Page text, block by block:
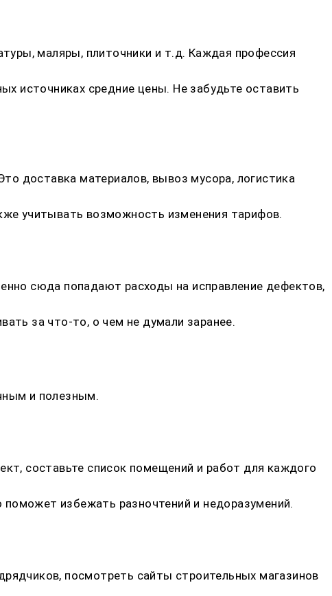
маляры, плиточники и т.д. Каждая профессия
источниках средние цены. Не забудьте оставить
доставка материалов, вывоз мусора, логистика
учитывать возможность изменения тарифов.
сюда попадают расходы на исправление дефектов,
за что-то, о чем не думали заранее.
и полезным.
составьте список помещений и работ для каждого
избежать разночтений и недоразумений.
посмотреть сайты строительных магазинов